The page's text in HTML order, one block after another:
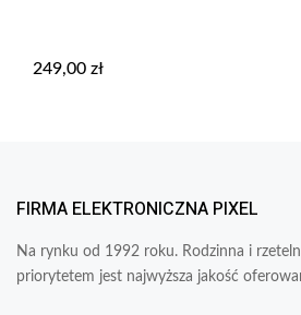
249,00 zł
FIRMA ELEKTRONICZNA PIXEL
Na rynku od 1992 roku. Rodzinna i
priorytetem jest najwyższa jakość